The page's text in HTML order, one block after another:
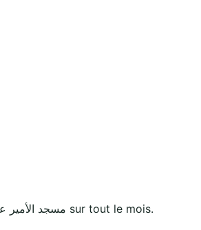
Horaires officiels de مسجد الأمير عبد القادر سيدي لحسن sur tout le mois.